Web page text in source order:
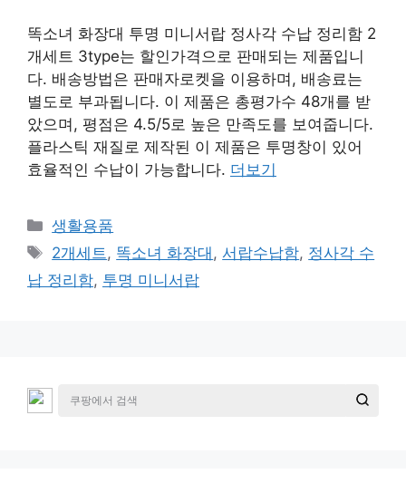
똑소녀 화장대 투명 미니서랍 정사각 수납 정리함 2
개세트 3type는 할인가격으로 판매되는 제품입니
다. 배송방법은 판매자로켓을 이용하며, 배송료는
별도로 부과됩니다. 이 제품은 총평가수 48개를 받
았으며, 평점은 4.5/5로 높은 만족도를 보여줍니다.
플라스틱 재질로 제작된 이 제품은 투명창이 있어
효율적인 수납이 가능합니다. 더보기
카
테
리
생활용품
태
그
2개세트 , 똑소녀 화장대 , 서랍수납함, 정사각 수
납 정리함, 투명 미니서랍